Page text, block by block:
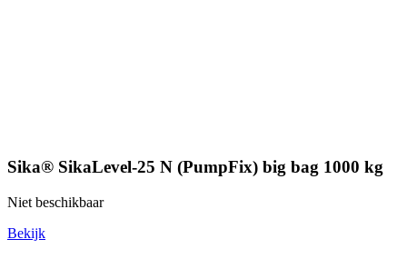
Sika® SikaLevel-25 N (PumpFix) big bag 1000 kg
Niet beschikbaar
Bekijk